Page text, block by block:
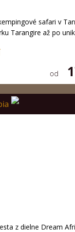
safari v
Tarangire až po
od
z dielne Dream